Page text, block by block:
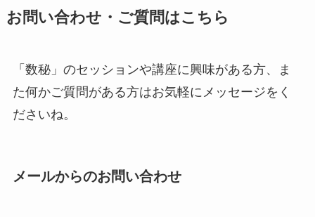
お問い合わせ・ご質問はこちら
「数秘」のセッションや講座に興味がある方、ま
た何かご質問がある方はお気軽にメッセージをく
ださいね。
メールからのお問い合わせ